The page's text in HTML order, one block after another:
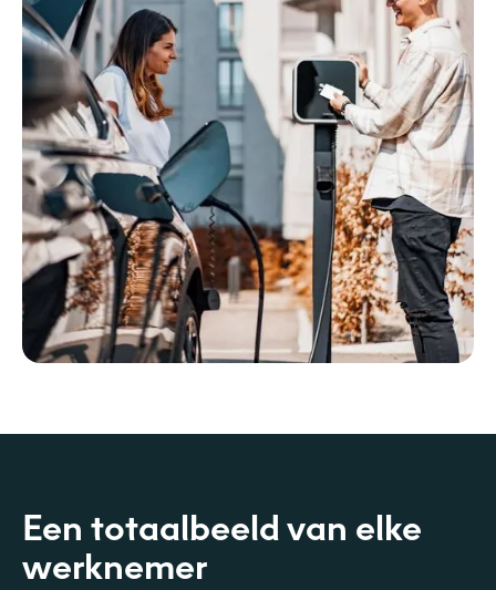
Een totaalbeeld van elke
werknemer